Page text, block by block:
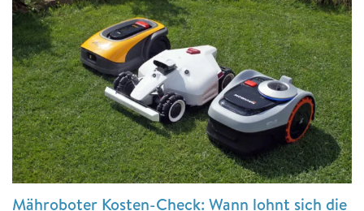
Mähroboter Kosten-Check: Wann lohnt sich die